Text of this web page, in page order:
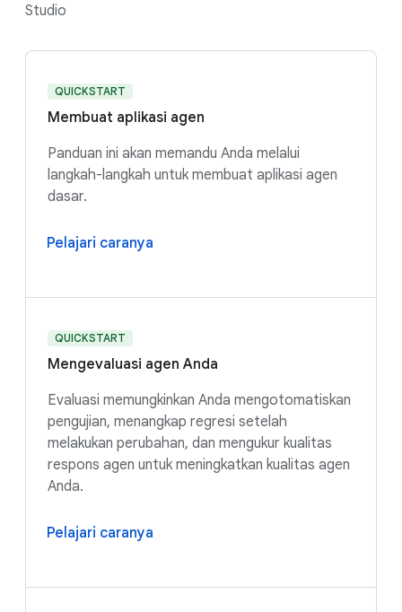
Studio
QUICKSTART
Membuat aplikasi agen
Panduan ini akan memandu Anda melalui
langkah-langkah untuk membuat aplikasi agen
dasar.
Pelajari caranya
QUICKSTART
Mengevaluasi agen Anda
Evaluasi memungkinkan Anda mengotomatiskan
pengujian, menangkap regresi setelah
melakukan perubahan, dan mengukur kualitas
respons agen untuk meningkatkan kualitas agen
Anda.
Pelajari caranya